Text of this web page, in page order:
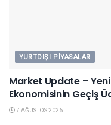
YURTDIŞI PIYASALAR
Market Update –
Ekonomisinin Geçiş
7 AĞUSTOS 2026